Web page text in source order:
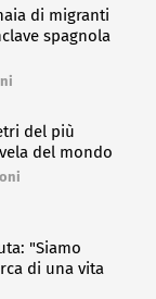
di migranti
spagnola
del più
del mondo
"Siamo
di una vita